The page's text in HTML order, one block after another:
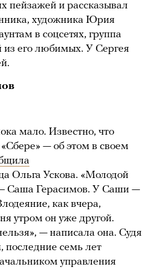
пейзажей и рассказывал
художника Юрия
в соцсетях, группа
из его любимых. У Сергея
мало. Известно, что
— об этом в своем
Ольга Ускова. «Молодой
Саша Герасимов. У Саши —
как вчера,
утром он уже другой.
— написала она. Судя
семь лет
управления